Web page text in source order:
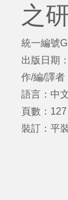
之
統一編號
出版日期
作/編/譯者
語言：中
頁數：127
裝訂：平